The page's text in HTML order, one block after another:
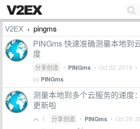
V2EX › pingms
PINGms 快速准确测量本地到
度
分享创造 • PINGms • Oct 22, 2018
by PINGms
测量本地到多个云服务的速度
更新啦
1 分享创造 • PINGms • Oct 29,